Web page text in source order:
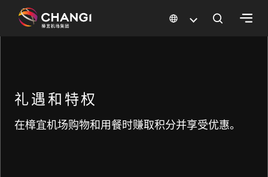
樟
宜
网
礼遇和特权
在樟宜机场购物和用餐时赚取积分并享受优惠。